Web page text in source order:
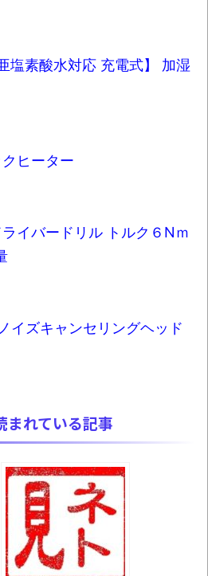
塩素酸水対応 充電式】 加湿
ヒーター
イバードリル トルク６Nｍ
イズキャンセリングヘッド
まれている記事